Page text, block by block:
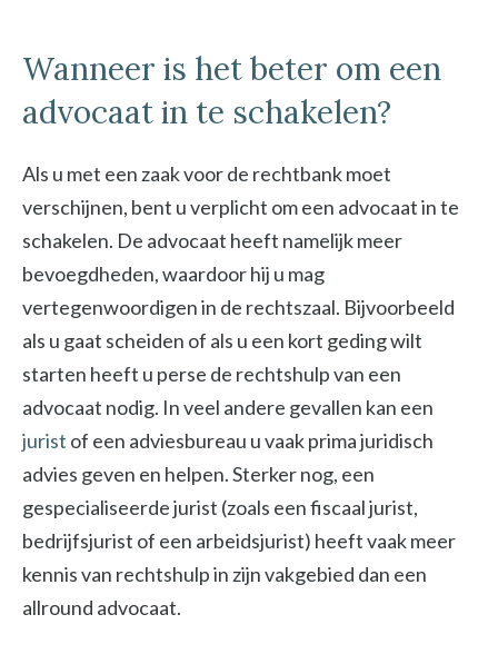
Wanneer is het beter om een
advocaat in te schakelen?
Als u met een zaak voor de rechtbank moet
verschijnen, bent u verplicht om een advocaat in te
schakelen. De advocaat heeft namelijk meer
bevoegdheden, waardoor hij u mag
vertegenwoordigen in de rechtszaal. Bijvoorbeeld
als u gaat scheiden of als u een kort geding wilt
starten heeft u perse de rechtshulp van een
advocaat nodig. In veel andere gevallen kan een
jurist of een adviesbureau u vaak prima juridisch
advies geven en helpen. Sterker nog, een
gespecialiseerde jurist (zoals een fiscaal jurist,
bedrijfsjurist of een arbeidsjurist) heeft vaak meer
kennis van rechtshulp in zijn vakgebied dan een
allround advocaat.